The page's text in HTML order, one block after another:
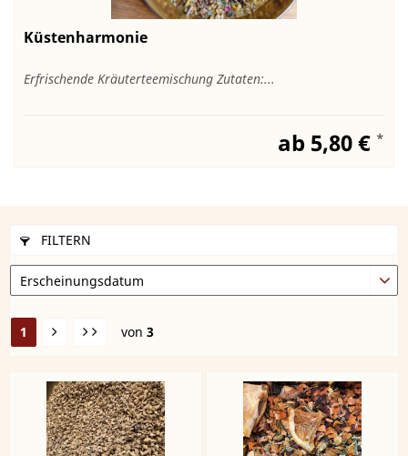
Küstenharmonie
Erfrischende Kräuterteemischung Zutaten:...
ab 5,80 € *
FILTERN
1 von 3